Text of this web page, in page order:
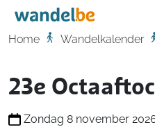
Home
Home Wandelkalender
23e
Zondag 8 november